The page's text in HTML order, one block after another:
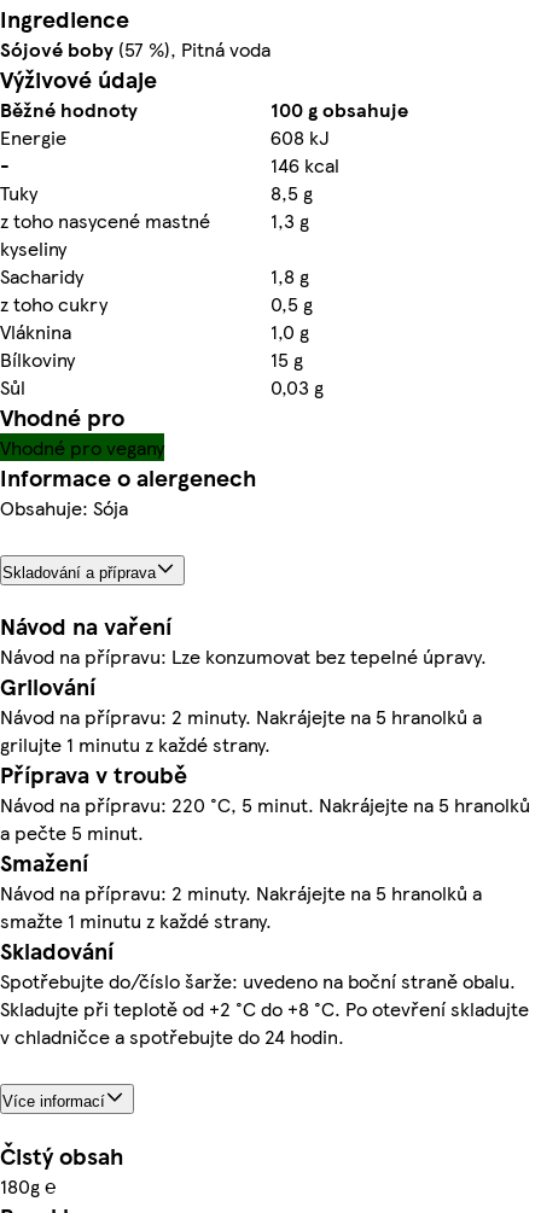
Ingredience
Sójové boby (57 %), Pitná voda
Výživové údaje
Běžné hodnoty
100 g obsahuje
Energie
608 kJ
-
146 kcal
Tuky
8,5 g
z toho nasycené mastné
kyseliny
1,3 g
Sacharidy
1,8 g
z toho cukry
0,5 g
Vláknina
1,0 g
Bílkoviny
15 g
Sůl
0,03 g
Vhodné pro
Vhodné pro vegany
Informace o alergenech
Obsahuje: Sója
Skladování a příprava
Návod na vaření
Návod na přípravu: Lze konzumovat bez tepelné úpravy.
Grilování
Návod na přípravu: 2 minuty. Nakrájejte na 5 hranolků a
grilujte 1 minutu z každé strany.
Příprava v troubě
Návod na přípravu: 220 °C, 5 minut. Nakrájejte na 5 hranolků
a pečte 5 minut.
Smažení
Návod na přípravu: 2 minuty. Nakrájejte na 5 hranolků a
smažte 1 minutu z každé strany.
Skladování
Spotřebujte do/číslo šarže: uvedeno na boční straně obalu.
Skladujte při teplotě od +2 °C do +8 °C. Po otevření skladujte
v chladničce a spotřebujte do 24 hodin.
Více informací
Čistý obsah
180g ℮